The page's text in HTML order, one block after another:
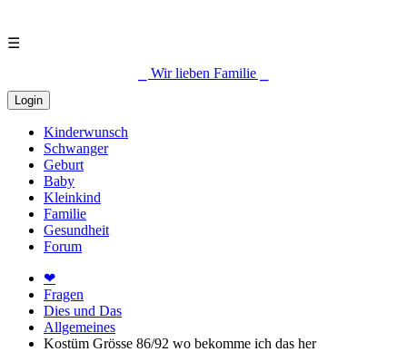
☰
⎯ Wir lieben Familie ⎯
Login
Kinderwunsch
Schwanger
Geburt
Baby
Kleinkind
Familie
Gesundheit
Forum
❤
Fragen
Dies und Das
Allgemeines
Kostüm Grösse 86/92 wo bekomme ich das her